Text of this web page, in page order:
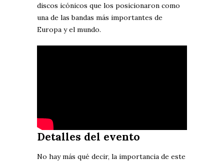
discos icónicos que los posicionaron como
una de las bandas más importantes de
Europa y el mundo.
Detalles del evento
No hay más qué decir, la importancia de este